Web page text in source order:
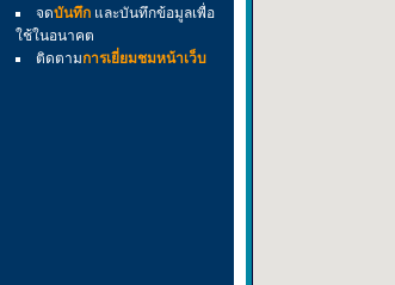
จดบันทึก และบันทึกข้อมูลเพื่อ
ใช้ในอนาคต
ติดตามการเยี่ยมชมหน้าเว็บ